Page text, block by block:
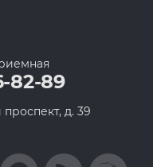
82-89
д. 39